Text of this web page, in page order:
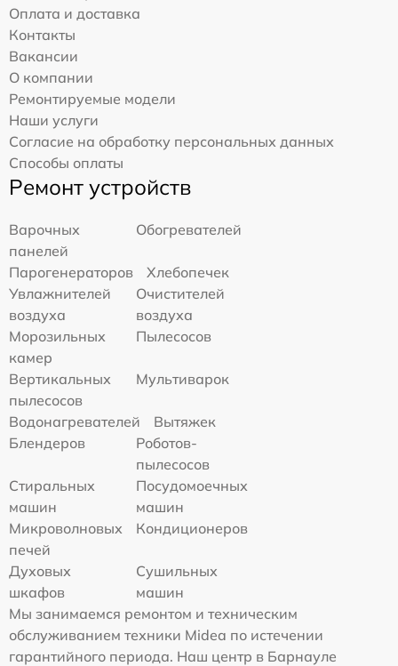
Оплата и доставка
Контакты
Вакансии
О компании
Ремонтируемые модели
Наши услуги
Согласие на обработку персональных данных
Способы оплаты
Ремонт устройств
Варочных
панелей
Обогревателей
Парогенераторов
Хлебопечек
Увлажнителей
воздуха
Очистителей
воздуха
Морозильных
камер
Пылесосов
Вертикальных
пылесосов
Мультиварок
Водонагревателей
Вытяжек
Блендеров
Роботов-
пылесосов
Стиральных
машин
Посудомоечных
машин
Микроволновых
печей
Кондиционеров
Духовых
шкафов
Сушильных
машин
Мы занимаемся ремонтом и техническим
обслуживанием техники Midea по истечении
гарантийного периода. Наш центр в Барнауле